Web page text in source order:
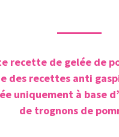
recette de gelée de
des recettes anti
uniquement à base
de trognons de